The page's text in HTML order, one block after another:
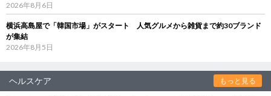
2026年8月6日
横浜高島屋で「韓国市場」がスタート 人気グルメから雑貨まで約30ブランド
が集結
2026年8月5日
ヘルスケア もっと見る